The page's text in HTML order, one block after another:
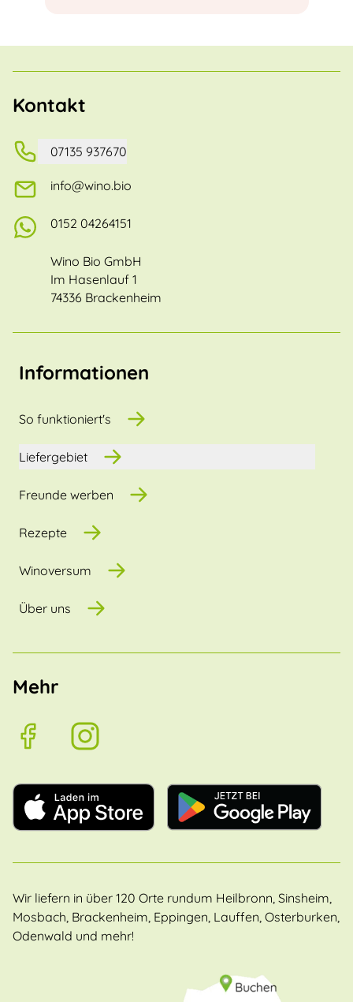
Kontakt
07135 937670
info@wino.bio
0152 04264151
Wino Bio GmbH
Im Hasenlauf 1
74336 Brackenheim
Informationen
So funktioniert's
Liefergebiet
Freunde werben
Rezepte
Winoversum
Über uns
Mehr
Wir liefern in über 120 Orte rundum Heilbronn, Sinsheim,
Mosbach, Brackenheim, Eppingen, Lauffen, Osterburken,
Odenwald und mehr!